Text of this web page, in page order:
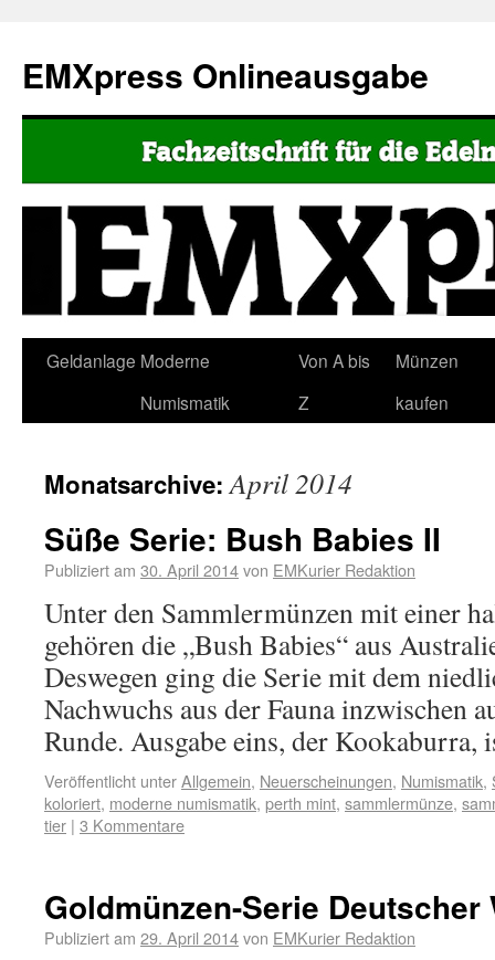
EMXpress Onlineausgabe
Geldanlage Moderne
Numismatik
Von A bis
Z
Münzen
kaufen
Monatsarchive:April 2014
Süße Serie: Bush Babies II
Publiziert am 30. April 2014von EMKurier Redaktion
Unter den Sammlermünzen mit einer
gehören die „Bush Babies“ aus
Deswegen ging die Serie mit dem
Nachwuchs aus der Fauna inzwischen
Runde. Ausgabe eins, der
Veröffentlicht unterAllgemein, Neuerscheinungen, Numismatik,
koloriert, moderne numismatik, perth mint, sammlermünze,
tier | 3 Kommentare
Goldmünzen-Serie Deutscher
Publiziert am 29. April 2014von EMKurier Redaktion